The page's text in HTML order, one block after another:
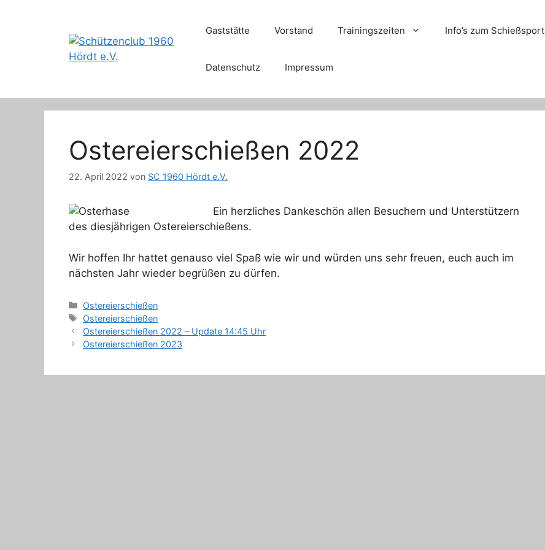
Gaststätte Vorstand Trainingszeiten Info’s zum Schießsport
Datenschutz Impressum
Ostereierschießen 2022
22. April 2022 von SC 1960 Hördt e.V.
Ein herzliches Dankeschön allen Besuchern und Unterstützern
des diesjährigen Ostereierschießens.
Wir hoffen Ihr hattet genauso viel Spaß wie wir und würden uns sehr freuen, euch auch im
nächsten Jahr wieder begrüßen zu dürfen.
Kategorien
Ostereierschießen
Schlagwörter
Ostereierschießen
Ostereierschießen 2022 – Update 14:45 Uhr
Ostereierschießen 2023